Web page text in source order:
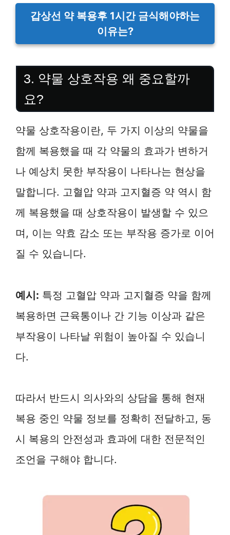
갑상선 약 복용후 1시간 금식해야하는
이유는?
3. 약물 상호작용 왜 중요할까
요?
약물 상호작용이란, 두 가지 이상의 약물을
함께 복용했을 때 각 약물의 효과가 변하거
나 예상치 못한 부작용이 나타나는 현상을
말합니다. 고혈압 약과 고지혈증 약 역시 함
께 복용했을 때 상호작용이 발생할 수 있으
며, 이는 약효 감소 또는 부작용 증가로 이어
질 수 있습니다.
예시: 특정 고혈압 약과 고지혈증 약을 함께
복용하면 근육통이나 간 기능 이상과 같은
부작용이 나타날 위험이 높아질 수 있습니
다.
따라서 반드시 의사와의 상담을 통해 현재
복용 중인 약물 정보를 정확히 전달하고, 동
시 복용의 안전성과 효과에 대한 전문적인
조언을 구해야 합니다.